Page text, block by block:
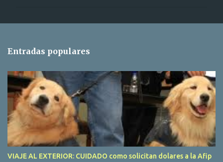
r
i
o
s
Entradas populares
VIAJE AL EXTERIOR: CUIDADO como solicitan dolares a la Afip